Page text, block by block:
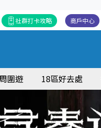
商戶中心
社群打卡攻略
圍遊 18區好去處